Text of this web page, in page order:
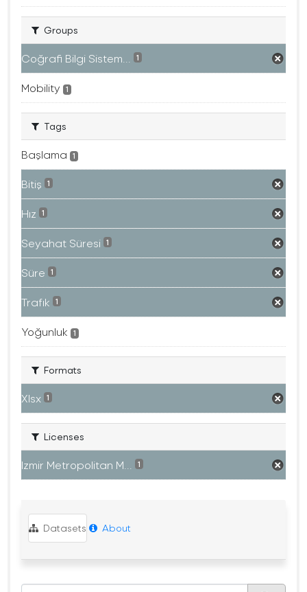
Groups
Coğrafi Bilgi Sistem... 1
Mobility 1
Tags
Başlama 1
Bitiş 1
Hız 1
Seyahat Süresi 1
Süre 1
Trafık 1
Yoğunluk 1
Formats
Xlsx 1
Licenses
Izmir Metropolitan M... 1
Datasets About